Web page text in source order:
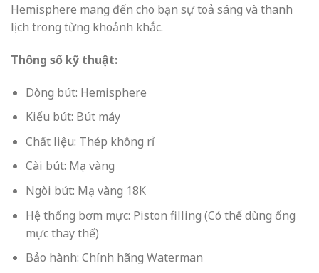
Hemisphere mang đến cho bạn sự toả sáng và thanh
lịch trong từng khoảnh khắc.
Thông số kỹ thuật:
Dòng bút: Hemisphere
Kiểu bút: Bút máy
Chất liệu: Thép không rỉ
Cài bút: Mạ vàng
Ngòi bút: Mạ vàng 18K
Hệ thống bơm mực: Piston filling (Có thể dùng ống
mực thay thế)
Bảo hành: Chính hãng Waterman